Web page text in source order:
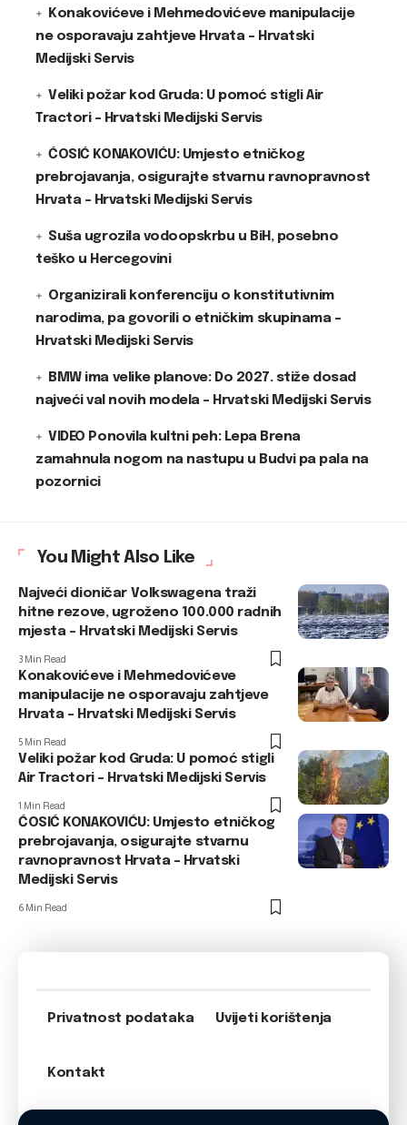
Konakovićeve i Mehmedovićeve manipulacije
ne osporavaju zahtjeve Hrvata – Hrvatski
Medijski Servis
Veliki požar kod Gruda: U pomoć stigli Air
Tractori – Hrvatski Medijski Servis
ĆOSIĆ KONAKOVIĆU: Umjesto etničkog
prebrojavanja, osigurajte stvarnu ravnopravnost
Hrvata – Hrvatski Medijski Servis
Suša ugrozila vodoopskrbu u BiH, posebno
teško u Hercegovini
Organizirali konferenciju o konstitutivnim
narodima, pa govorili o etničkim skupinama –
Hrvatski Medijski Servis
BMW ima velike planove: Do 2027. stiže dosad
najveći val novih modela – Hrvatski Medijski Servis
VIDEO Ponovila kultni peh: Lepa Brena
zamahnula nogom na nastupu u Budvi pa pala na
pozornici
You Might Also Like
Najveći dioničar Volkswagena traži
hitne rezove, ugroženo 100.000 radnih
mjesta – Hrvatski Medijski Servis
3 Min Read
Konakovićeve i Mehmedovićeve
manipulacije ne osporavaju zahtjeve
Hrvata – Hrvatski Medijski Servis
5 Min Read
Veliki požar kod Gruda: U pomoć stigli
Air Tractori – Hrvatski Medijski Servis
1 Min Read
ĆOSIĆ KONAKOVIĆU: Umjesto etničkog
prebrojavanja, osigurajte stvarnu
ravnopravnost Hrvata – Hrvatski
Medijski Servis
6 Min Read
Privatnost podataka Uvijeti korištenja
Kontakt